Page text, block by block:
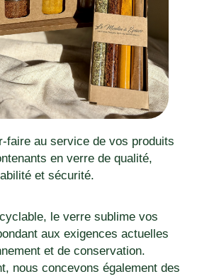
faire au service de vos produits
en verre de qualité,
et sécurité.
le verre sublime vos
aux exigences actuelles
et de conservation.
nous concevons également des